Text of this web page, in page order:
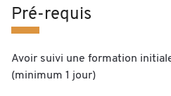
Pré-requis
Avoir suivi une formation
(minimum 1 jour)